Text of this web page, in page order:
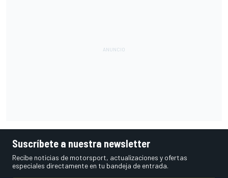
Suscríbete a nuestra newsletter
Recibe noticias de motorsport, actualizaciones y ofertas
especiales directamente en tu bandeja de entrada.